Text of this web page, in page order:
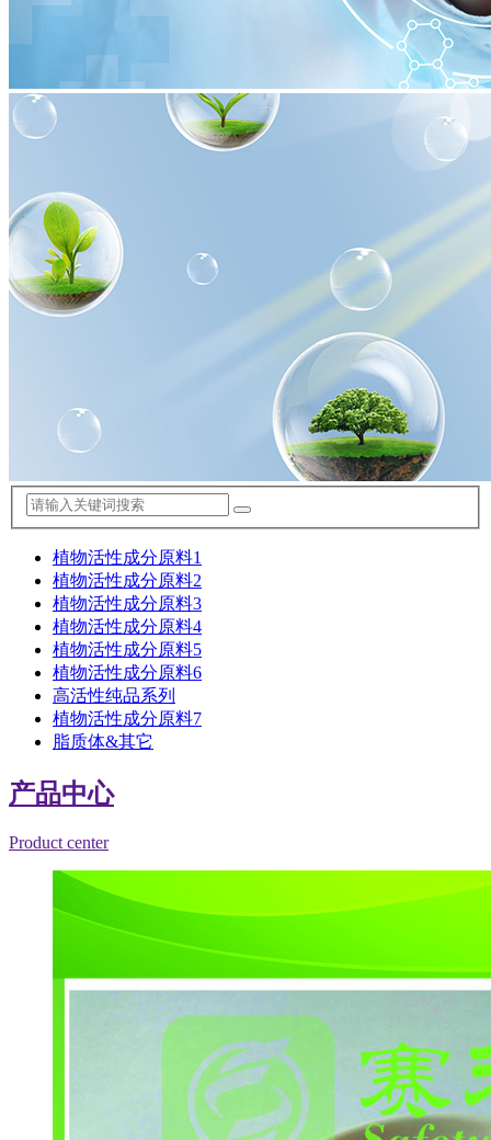
植物活性成分原料1
植物活性成分原料2
植物活性成分原料3
植物活性成分原料4
植物活性成分原料5
植物活性成分原料6
高活性纯品系列
植物活性成分原料7
脂质体&其它
产品中心
Product center